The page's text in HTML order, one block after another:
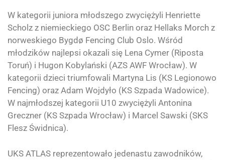
W kategorii juniora młodszego zwyciężyli Henriette
Scholz z niemieckiego OSC Berlin oraz Hellaks Morch z
norweskiego Bygdø Fencing Club Oslo. Wśród
młodzików najlepsi okazali się Lena Cymer (Riposta
Toruń) i Hugon Kobylański (AZS AWF Wrocław). W
kategorii dzieci triumfowali Martyna Lis (KS Legionowo
Fencing) oraz Adam Wojdyło (KS Szpada Wadowice).
W najmłodszej kategorii U10 zwyciężyli Antonina
Greczner (KS Szpada Wrocław) i Marcel Sawski (SKS
Flesz Świdnica).
UKS ATLAS reprezentowało jedenastu zawodników,